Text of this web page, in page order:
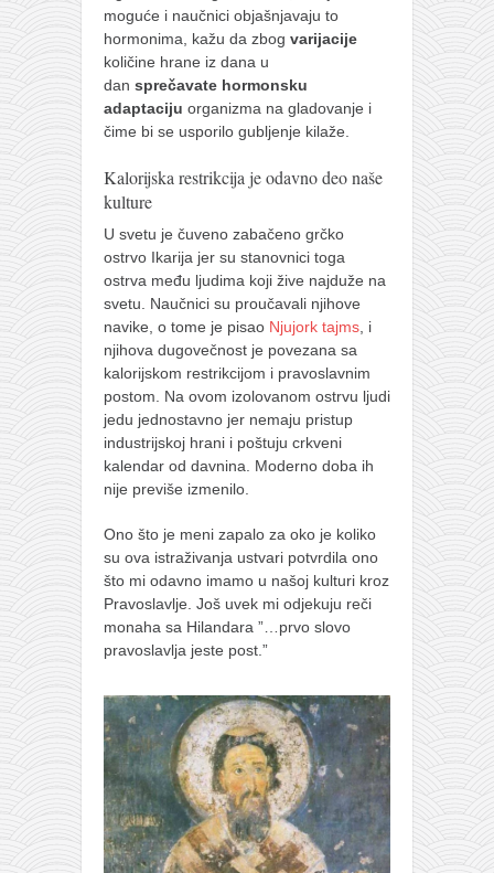
moguće i naučnici objašnjavaju to
hormonima, kažu da zbog varijacije
količine hrane iz dana u
dan sprečavate hormonsku
adaptaciju organizma na gladovanje i
čime bi se usporilo gubljenje kilaže.
Kalorijska restrikcija je odavno deo naše
kulture
U svetu je čuveno zabačeno grčko
ostrvo Ikarija jer su stanovnici toga
ostrva među ljudima koji žive najduže na
svetu. Naučnici su proučavali njihove
navike, o tome je pisao Njujork tajms, i
njihova dugovečnost je povezana sa
kalorijskom restrikcijom i pravoslavnim
postom. Na ovom izolovanom ostrvu ljudi
jedu jednostavno jer nemaju pristup
industrijskoj hrani i poštuju crkveni
kalendar od davnina. Moderno doba ih
nije previše izmenilo.
Ono što je meni zapalo za oko je koliko
su ova istraživanja ustvari potvrdila ono
što mi odavno imamo u našoj kulturi kroz
Pravoslavlje. Još uvek mi odjekuju reči
monaha sa Hilandara ”…prvo slovo
pravoslavlja jeste post.”